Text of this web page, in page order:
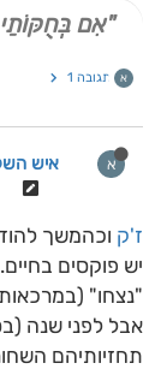
"אִם
א תגובה 1
א איש
ז'ק וכהמשך
יש פוקסים
"נצחו"
אבל לפני שנה
תחזיותיהם